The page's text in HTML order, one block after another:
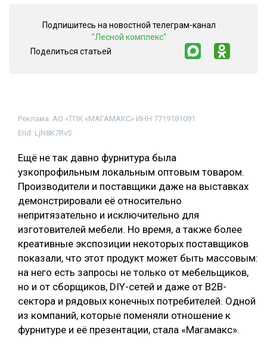
МЕБЕЛЬНОЕ ПРОИЗВОДСТВО
Реклама. АО «ТПК «МАГАМАКС» ИНН 7719181091
Erid: LjN8K7RvS
Ещё не так давно фурнитура была
узкопрофильным локальным оптовым товаром.
Производители и поставщики даже на выставках
демонстрировали её относительно
непритязательно и исключительно для
изготовителей мебели. Но время, а также более
креативные экспозиции некоторых поставщиков
показали, что этот продукт может быть массовым:
на него есть запросы не только от мебельщиков,
но и от сборщиков, DIY-сетей и даже от В2В-
сектора и рядовых конечных потребителей. Одной
из компаний, которые поменяли отношение к
фурнитуре и её презентации, стала «Магамакс».
Подпишитесь на новостной телеграм-канал
"Лесной комплекс"
Поделиться статьей